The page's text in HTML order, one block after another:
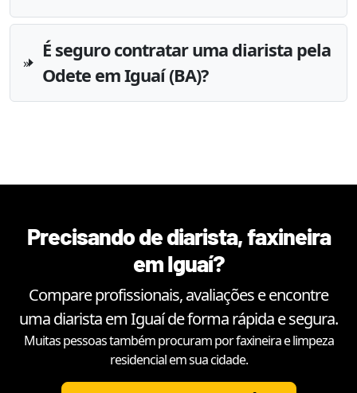
É seguro contratar uma diarista pela
Odete em Iguaí (BA)?
Precisando de diarista, faxineira
emIguaí?
Compare profissionais, avaliações e encontre
uma diarista emIguaíde forma rápida e segura.
Muitas pessoas também procuram por faxineira e limpeza
residencial em sua cidade.